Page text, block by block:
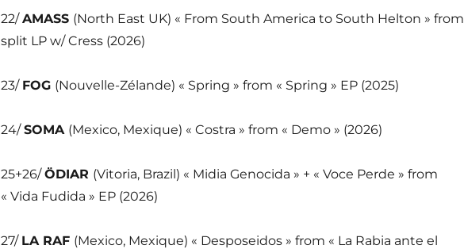
22/AMASS (North East UK) « From South America to South Helton » from
split LP w/ Cress (2026)
23/ FOG (Nouvelle-Zélande) « Spring » from « Spring » EP (2025)
24/SOMA (Mexico, Mexique) « Costra » from « Demo » (2026)
25+26/ÖDIAR (Vitoria, Brazil) « Midia Genocida » + « Voce Perde » from
« Vida Fudida » EP (2026)
27/ LA RAF (Mexico, Mexique) « Desposeidos » from « La Rabia ante el